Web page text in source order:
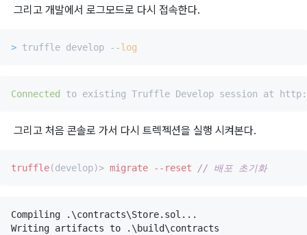
그리고 개발에서 로그모드로 다시 접속한다.
> truffle develop --log
Connected
그리고 처음 콘솔로 가서 다시 트렉젝션을 실행 시켜본다.
truffle(develop)> migrate --reset // 배포 초기화
Compiling . \contracts\Store.sol...
Writing artifacts to . \build\contracts